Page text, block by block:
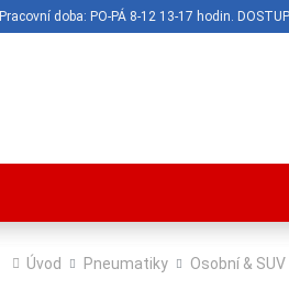
Pracovní doba: PO-PÁ 8-12 13-17 hodin.
Úvod Pneumatiky Osobní &